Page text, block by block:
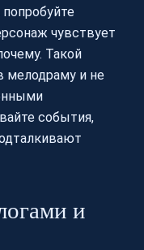
чувствует
Такой
мелодраму и не
события,
и